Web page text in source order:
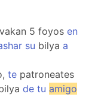
5 foyos en
su bilya a
te patroneates
de tu amigo